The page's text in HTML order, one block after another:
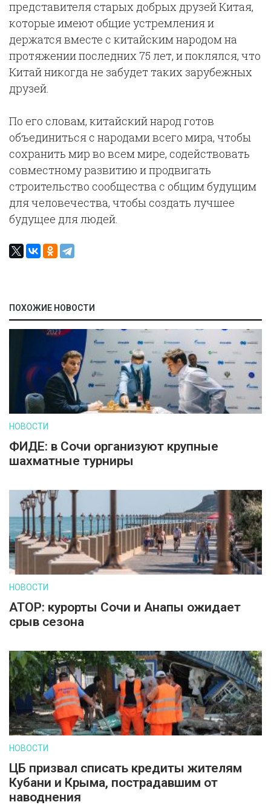
представителя старых добрых друзей Китая,
которые имеют общие устремления и
держатся вместе с китайским народом на
протяжении последних 75 лет, и поклялся, что
Китай никогда не забудет таких зарубежных
друзей.
По его словам, китайский народ готов
объединиться с народами всего мира, чтобы
сохранить мир во всем мире, содействовать
совместному развитию и продвигать
строительство сообщества с общим будущим
для человечества, чтобы создать лучшее
будущее для людей.
ПОХОЖИЕ НОВОСТИ
НОВОСТИ
ФИДЕ: в Сочи организуют крупные
шахматные турниры
НОВОСТИ
АТОР: курорты Сочи и Анапы ожидает
срыв сезона
НОВОСТИ
ЦБ призвал списать кредиты жителям
Кубани и Крыма, пострадавшим от
наводнения